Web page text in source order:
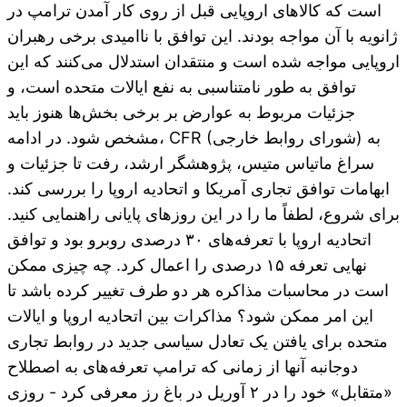
است که کالاهای اروپایی قبل از روی کار آمدن ترامپ در
ژانویه با آن مواجه بودند. این توافق با ناامیدی برخی رهبران
اروپایی مواجه شده است و منتقدان استدلال می‌کنند که این
توافق به طور نامتناسبی به نفع ایالات متحده است، و
جزئیات مربوط به عوارض بر برخی بخش‌ها هنوز باید
مشخص شود. در ادامه، CFR (شورای روابط خارجی) به
سراغ ماتیاس متیس، پژوهشگر ارشد، رفت تا جزئیات و
ابهامات توافق تجاری آمریکا و اتحادیه اروپا را بررسی کند.
برای شروع، لطفاً ما را در این روزهای پایانی راهنمایی کنید.
اتحادیه اروپا با تعرفه‌های ۳۰ درصدی روبرو بود و توافق
نهایی تعرفه ۱۵ درصدی را اعمال کرد. چه چیزی ممکن
است در محاسبات مذاکره هر دو طرف تغییر کرده باشد تا
این امر ممکن شود؟ مذاکرات بین اتحادیه اروپا و ایالات
متحده برای یافتن یک تعادل سیاسی جدید در روابط تجاری
دوجانبه آنها از زمانی که ترامپ تعرفه‌های به اصطلاح
«متقابل» خود را در ۲ آوریل در باغ رز معرفی کرد - روزی